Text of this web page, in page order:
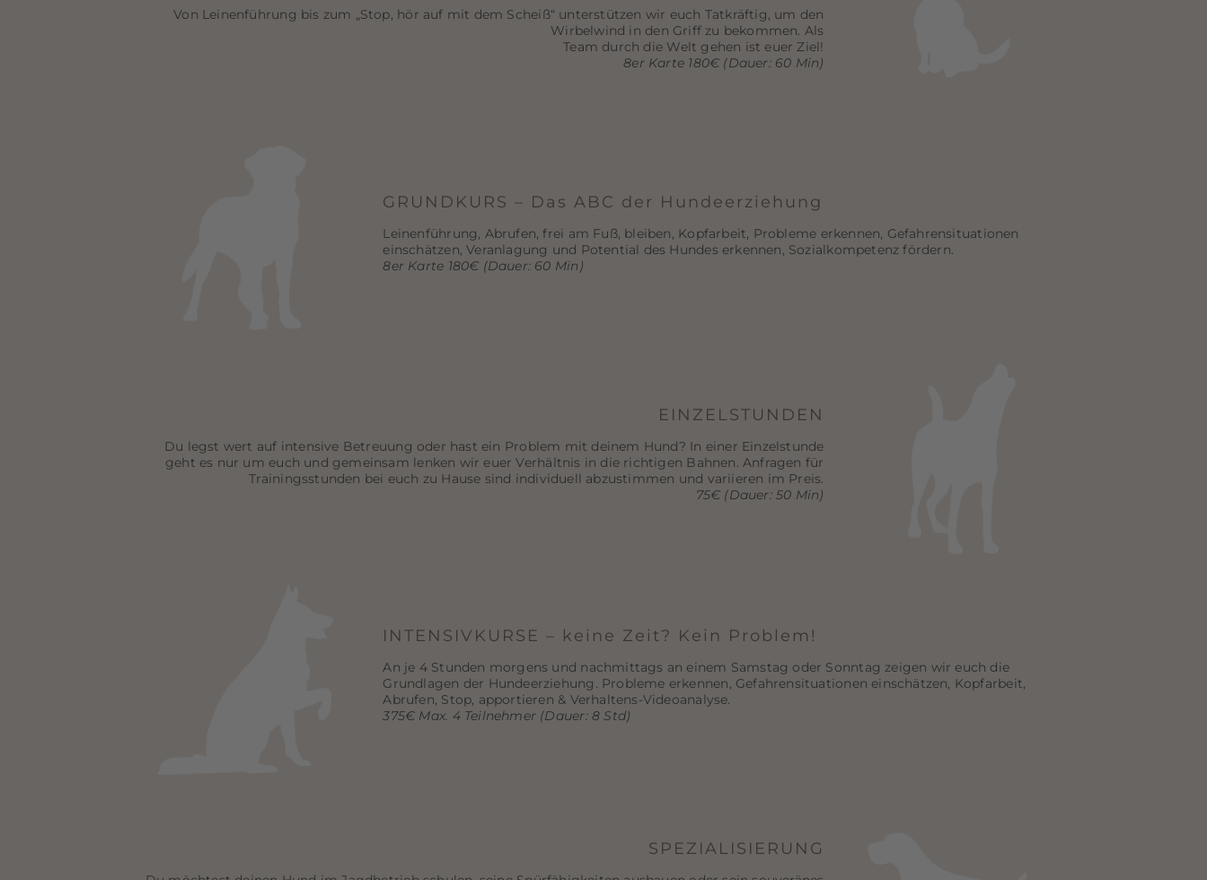
Von Leinenführung bis zum „Stop, hör auf mit dem Scheiß“ unterstützen wir euch Tatkräftig, um den
Wirbelwind in den Griff zu bekommen. Als
Team durch die Welt gehen ist euer Ziel!
8er Karte 180€ (Dauer: 60 Min)
GRUNDKURS – Das ABC der Hundeerziehung
Leinenführung, Abrufen, frei am Fuß, bleiben, Kopfarbeit, Probleme erkennen, Gefahrensituationen
einschätzen, Veranlagung und Potential des Hundes erkennen, Sozialkompetenz fördern.
8er Karte 180€ (Dauer: 60 Min)
EINZELSTUNDEN
Du legst wert auf intensive Betreuung oder hast ein Problem mit deinem Hund? In einer Einzelstunde
geht es nur um euch und gemeinsam lenken wir euer Verhältnis in die richtigen Bahnen. Anfragen für
Trainingsstunden bei euch zu Hause sind individuell abzustimmen und variieren im Preis.
75€ (Dauer: 50 Min)
INTENSIVKURSE – keine Zeit? Kein Problem!
An je 4 Stunden morgens und nachmittags an einem Samstag oder Sonntag zeigen wir euch die
Grundlagen der Hundeerziehung. Probleme erkennen, Gefahrensituationen einschätzen, Kopfarbeit,
Abrufen, Stop, apportieren & Verhaltens-Videoanalyse.
375€ Max. 4 Teilnehmer (Dauer: 8 Std)
SPEZIALISIERUNG